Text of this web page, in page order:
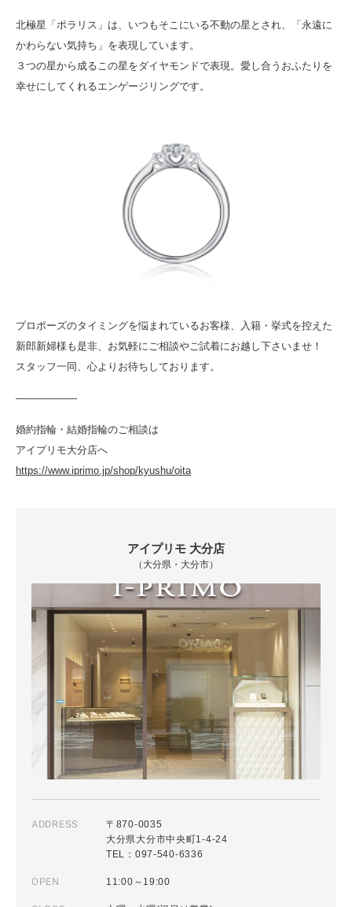
北極星「ポラリス」は、いつもそこにいる不動の星とされ、「永遠に
かわらない気持ち」を表現しています。
３つの星から成るこの星をダイヤモンドで表現。愛し合うおふたりを
幸せにしてくれるエンゲージリングです。
プロポーズのタイミングを悩まれているお客様、入籍・挙式を控えた
新郎新婦様も是非、お気軽にご相談やご試着にお越し下さいませ！
スタッフ一同、心よりお待ちしております。
——————
婚約指輪・結婚指輪のご相談は
アイプリモ大分店へ
https://www.iprimo.jp/shop/kyushu/oita
アイプリモ 大分店
（大分県・大分市）
ADDRESS
〒870-0035
大分県大分市中央町1-4-24
TEL：097-540-6336
OPEN 11:00～19:00